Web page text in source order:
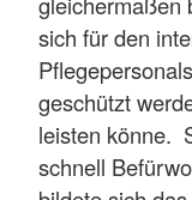
sich für den
geschützt
leisten könne.
schnell